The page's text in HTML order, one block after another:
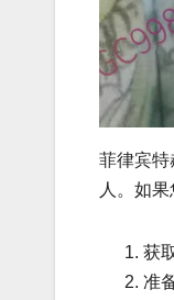
菲律宾特
人。如
获
准